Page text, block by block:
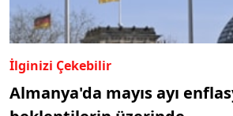
İlginizi Çekebilir
Almanya'da mayıs ayı